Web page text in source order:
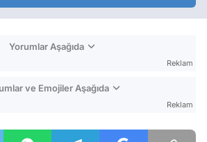
Yorumlar Aşağıda
Reklam
ve Emojiler Aşağıda
Reklam